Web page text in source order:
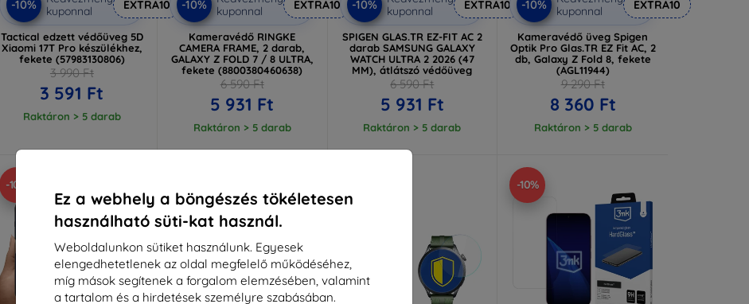
Ez a webhely a böngészés tökéletesen
használható süti-kat használ.
Weboldalunkon sütiket használunk. Egyesek
elengedhetetlenek az oldal megfelelő működéséhez,
míg mások segítenek a forgalom elemzésében, valamint
a tartalom és a hirdetések személyre szabásában.
-10%
kuponnal
EXTRA10
Tactical edzett védőüveg 5D
Xiaomi 17T Pro készülékhez,
fekete (57983130806)
3 990 Ft
3 591 Ft
Raktáron > 5 darab
-10%
kuponnal
EXTRA10
Kameravédő RINGKE
CAMERA FRAME, 2 darab,
GALAXY Z FOLD 7 / 8 ULTRA,
fekete (8800380460638)
6 590 Ft
5 931 Ft
Raktáron > 5 darab
-10%
kuponnal
EXTRA10
SPIGEN GLAS.TR EZ-FIT AC 2
darab SAMSUNG GALAXY
WATCH ULTRA 2 2026 (47
MM), átlátszó védőüveg
6 590 Ft
5 931 Ft
Raktáron > 5 darab
-10%
kuponnal
EXTRA10
Kameravédő üveg Spigen
Optik Pro Glas.TR EZ Fit AC, 2
db, Galaxy Z Fold 8, fekete
(AGL11944)
9 290 Ft
8 360 Ft
Raktáron > 5 darab
-10% -10%